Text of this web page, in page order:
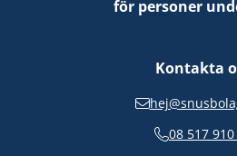
för personer
Kontakta
08 517